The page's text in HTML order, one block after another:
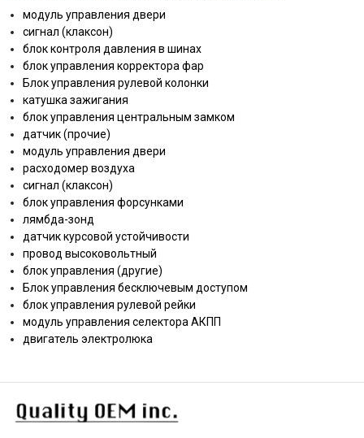
модуль управления двери
сигнал (клаксон)
блок контроля давления в шинах
блок управления корректора фар
Блок управления рулевой колонки
катушка зажигания
блок управления центральным замком
датчик (прочие)
модуль управления двери
расходомер воздуха
сигнал (клаксон)
блок управления форсунками
лямбда-зонд
датчик курсовой устойчивости
провод высоковольтный
блок управления (другие)
Блок управления бесключевым доступом
блок управления рулевой рейки
модуль управления селектора АКПП
двигатель электролюка